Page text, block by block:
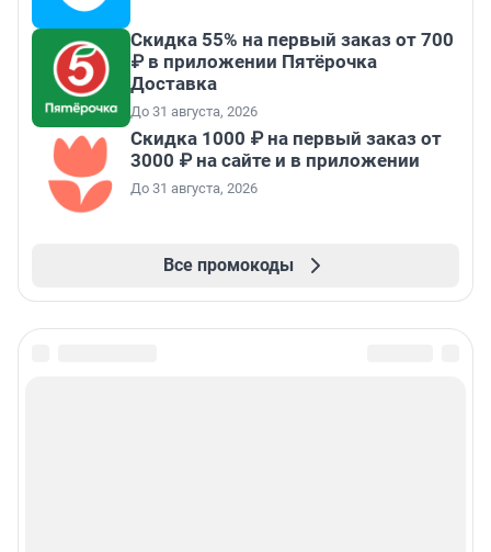
Скидка 55% на первый заказ от 700
₽ в приложении Пятёрочка
Доставка
До 31 августа, 2026
Скидка 1000 ₽ на первый заказ от
3000 ₽ на сайте и в приложении
До 31 августа, 2026
Все промокоды